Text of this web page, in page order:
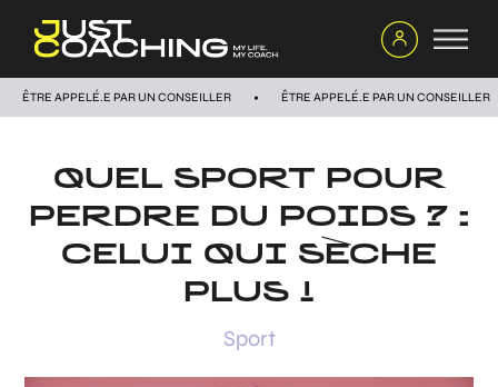
ÊTRE APPELÉ.E PAR UN CONSEILLER ÊTRE APPELÉ.E PAR UN CONSEILLER
QUEL SPORT POUR
PERDRE DU POIDS ? :
CELUI QUI SÈCHE
PLUS !
Sport